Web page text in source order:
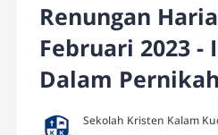
Renungan
Februari 2023 -
Dalam
Sekolah Kristen Kalam